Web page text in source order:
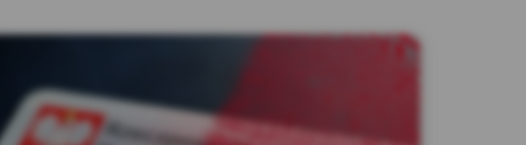
oraz do przekazywania informacji
podejrzenia o podszywanie się
SSL (Secure Socket Layer) typu